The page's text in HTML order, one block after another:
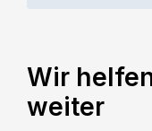
Wir
weiter